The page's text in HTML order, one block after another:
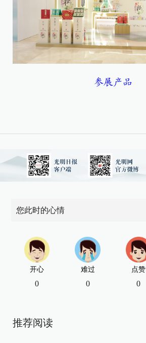
参展产品
您此时的心情
开心
0
难过
0
点赞
0
推荐阅读